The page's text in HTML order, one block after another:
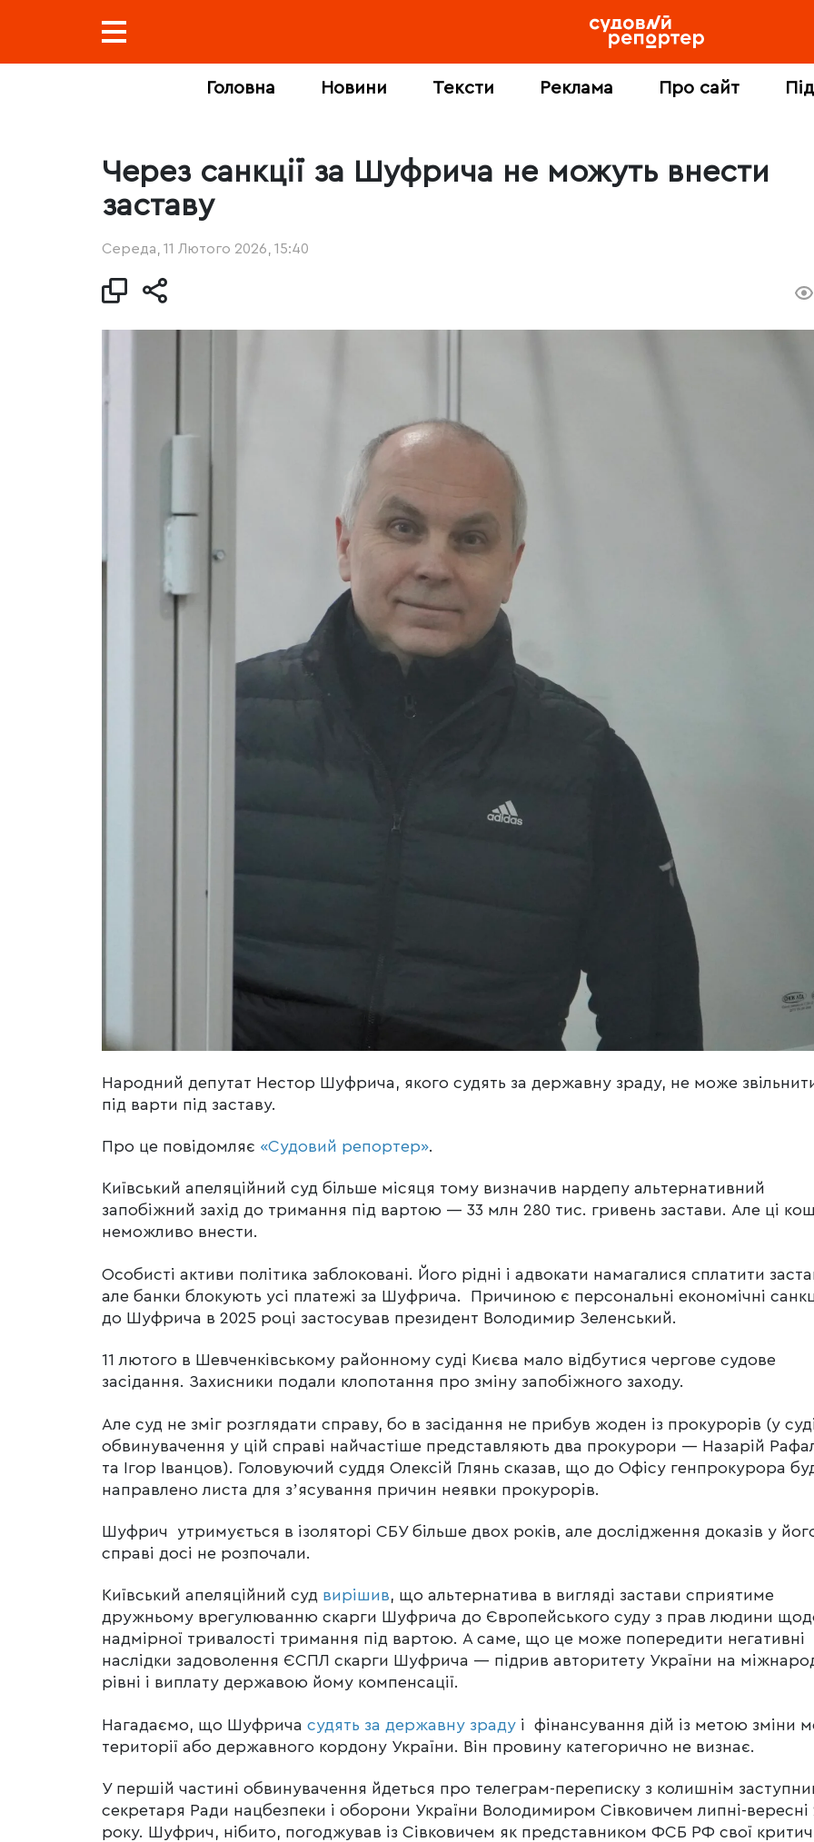
Головна Новини Тексти Реклама Про сайт
Через санкції за Шуфрича не можуть внести
заставу
Середа, 11 Лютого 2026, 15:40
Народний депутат Нестор Шуфрича, якого судять за державну зраду, не може
під варти під заставу.
Про це повідомляє «Судовий репортер».
Київський апеляційний суд більше місяця тому визначив нардепу альтернативний
запобіжний захід до тримання під вартою — 33 млн 280 тис. гривень застави. Але ці
неможливо внести.
Особисті активи політика заблоковані. Його рідні і адвокати намагалися сплатити
але банки блокують усі платежі за Шуфрича. Причиною є персональні економічні
до Шуфрича в 2025 році застосував президент Володимир Зеленський.
11 лютого в Шевченківському районному суді Києва мало відбутися чергове судове
засідання. Захисники подали клопотання про зміну запобіжного заходу.
Але суд не зміг розглядати справу, бо в засідання не прибув жоден із прокурорів (у
обвинувачення у цій справі найчастіше представляють два прокурори — Назарій
та Ігор Іванцов). Головуючий суддя Олексій Глянь сказав, що до Офісу генпрокурора
направлено листа для зʼясування причин неявки прокурорів.
Шуфрич утримується в ізоляторі СБУ більше двох років, але дослідження доказів у
справі досі не розпочали.
Київський апеляційний суд вирішив, що альтернатива в вигляді застави сприятиме
дружньому врегулюванню скарги Шуфрича до Європейського суду з прав людини
надмірної тривалості тримання під вартою. А саме, що це може попередити негативні
наслідки задоволення ЄСПЛ скарги Шуфрича — підрив авторитету України на
рівні і виплату державою йому компенсації.
Нагадаємо, що Шуфрича судять за державну зраду і фінансування дій із метою зміни
території або державного кордону України. Він провину категорично не визнає.
У першій частині обвинувачення йдеться про телеграм-переписку з колишнім
секретаря Ради нацбезпеки і оборони України Володимиром Сівковичем липні-вересні
року. Шуфрич, нібито, погоджував із Сівковичем як представником ФСБ РФ свої